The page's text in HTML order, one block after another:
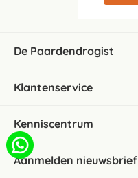
De Paardendrogist
Klantenservice
Kenniscentrum
Aanmelden nieuwsbrief